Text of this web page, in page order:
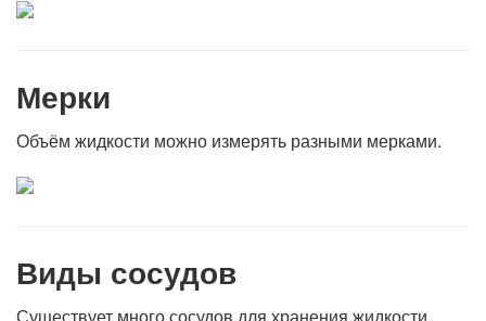
Мерки
Объём жидкости можно измерять разными мерками.
Виды сосудов